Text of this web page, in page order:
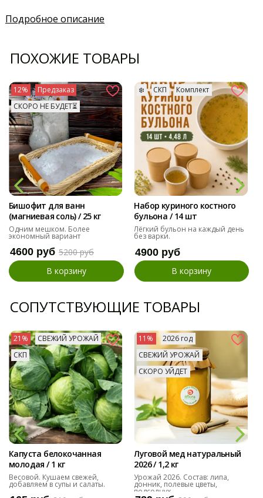
Подробное описание
ПОХОЖИЕ ТОВАРЫ
12%
Предзаказ
СКОРО НЕ БУДЕТ⏳
Бишофит для ванн
(магниевая соль) / 25 кг
Одним мешком. Более
экономный вариант
4600 руб 5200 руб
В корзину
❄️ СКП Комплект
Набор куриного костного
бульона / 14 шт
Лёгкий бульон на каждый день
без варки.
4900 руб
В корзину
СОПУТСТВУЮЩИЕ ТОВАРЫ
21%
СВЕЖИЙ УРОЖАЙ
СКП
Капуста белокочанная
молодая / 1 кг
Весовой. Кушаем свежей,
добавляем в супы и салаты.
11%
2026 год
СВЕЖИЙ УРОЖАЙ
СКОРО УЙДЕТ
Луговой мед натуральный
2026 / 1,2 кг
Урожай 2026. Состав: липа,
донник, полевые цветы,
подсолнух